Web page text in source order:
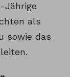
Jährige
als
sowie das